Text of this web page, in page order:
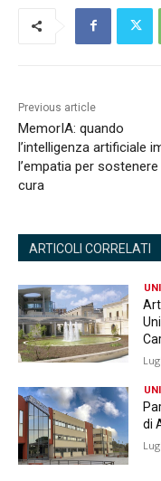
Previous article
MemorIA: quando
l’intelligenza artificiale
l’empatia per sostenere
cura
ARTICOLI CORRELATI
di